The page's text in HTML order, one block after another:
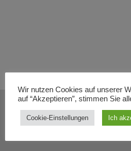
Wir nutzen Cookies auf unserer
auf “Akzeptieren”, stimmen Sie
Cookie-Einstellungen Ich